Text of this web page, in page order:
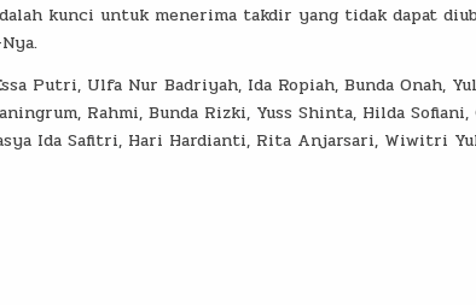
kunci untuk menerima takdir yang tidak dapat
Ulfa Nur Badriyah, Ida Ropiah, Bunda Onah,
Rahmi, Bunda Rizki, Yuss Shinta, Hilda
Ida Safitri, Hari Hardianti, Rita Anjarsari, Wiwitri